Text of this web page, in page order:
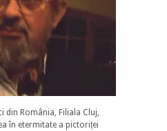
din România, Filiala Cluj,
în etermitate a pictoriței